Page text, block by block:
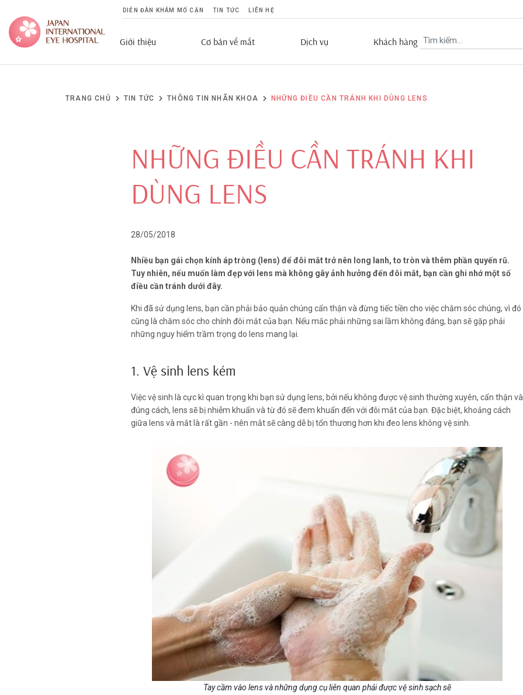
DIỄN ĐÀN KHÁM MỔ CẬN TIN TỨC LIÊN HỆ
Giới thiệu Cơ bản về mắt Dịch vụ Khách hàng
TRANG CHỦ TIN TỨC THÔNG TIN NHÃN KHOA NHỮNG ĐIỀU CẦN TRÁNH KHI DÙNG LENS
NHỮNG ĐIỀU CẦN TRÁNH KHI
DÙNG LENS
28/05/2018
Nhiều bạn gái chọn kính áp tròng (lens) để đôi mắt trở nên long lanh, to tròn và thêm phần quyến rũ.
Tuy nhiên, nếu muốn làm đẹp với lens mà không gây ảnh hưởng đến đôi mắt, bạn cần ghi nhớ một số
điều cần tránh dưới đây.
Khi đã sử dụng lens, bạn cần phải bảo quản chúng cẩn thận và đừng tiếc tiền cho việc chăm sóc chúng, vì đó
cũng là chăm sóc cho chính đôi mắt của bạn. Nếu mắc phải những sai lầm không đáng, bạn sẽ gặp phải
những nguy hiểm trầm trọng do lens mang lại.
1. Vệ sinh lens kém
Việc vệ sinh là cực kì quan trọng khi bạn sử dụng lens, bởi nếu không được vệ sinh thường xuyên, cẩn thận và
đúng cách, lens sẽ bị nhiễm khuẩn và từ đó sẽ đem khuẩn đến với đôi mắt của bạn. Đặc biệt, khoảng cách
giữa lens và mắt là rất gần - nên mắt sẽ càng dễ bị tổn thương hơn khi đeo lens không vệ sinh.
Tay cầm vào lens và những dụng cụ liên quan phải được vệ sinh sạch sẽ